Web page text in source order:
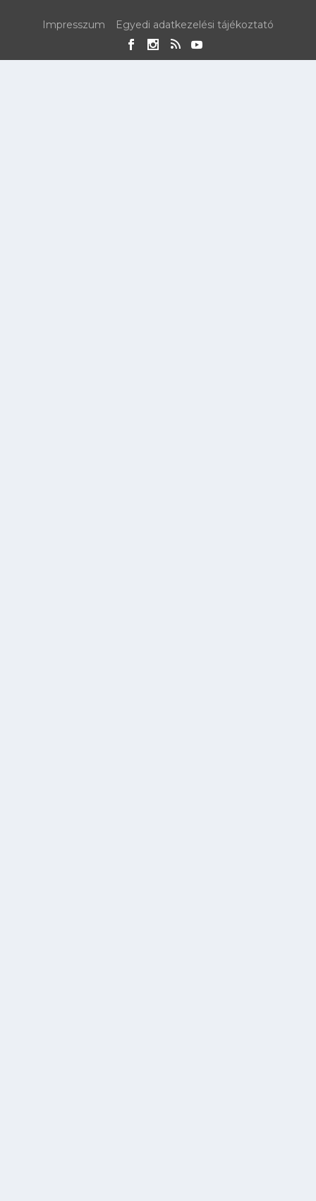
Impresszum Egyedi adatkezelési tájékoztató